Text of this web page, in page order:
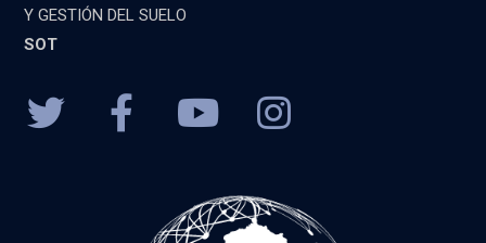
Y GESTIÓN DEL SUELO
SOT